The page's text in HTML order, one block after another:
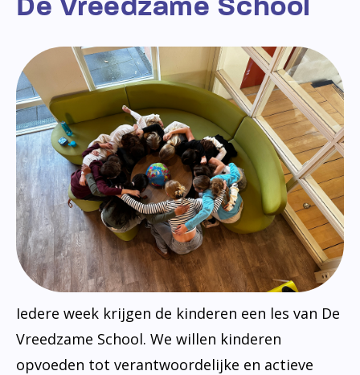
Iedere week krijgen de kinderen een les van De
Vreedzame School. We willen kinderen
opvoeden tot verantwoordelijke en actieve